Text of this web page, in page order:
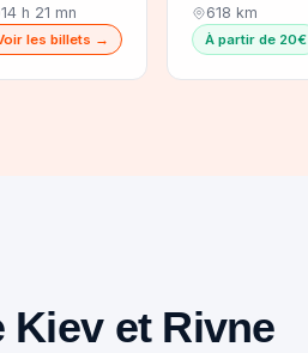
14 h 21 mn
les billets →
618 km
À partir de 20€
et Rivne